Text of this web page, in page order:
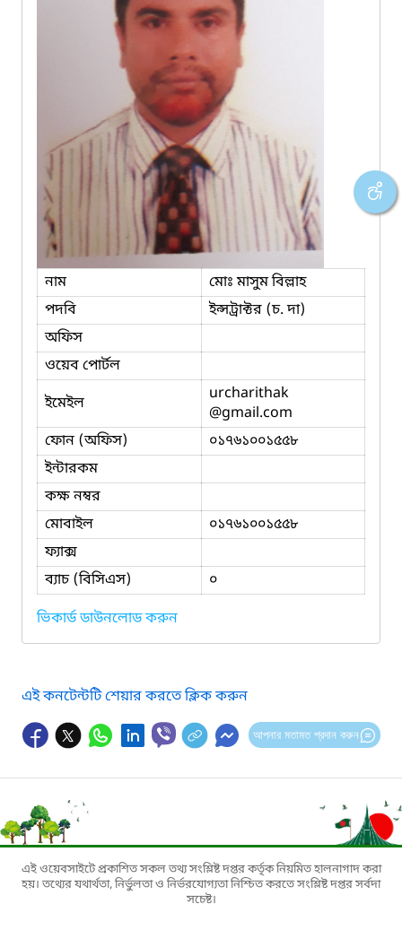
নাম
মোঃ মাসুম বিল্লাহ
পদবি
ইন্সট্রাক্টর (চ. দা)
অফিস
ওয়েব পোর্টল
ইমেইল
urcharithak
@gmail.com
ফোন (অফিস)
০১৭৬১০০১৫৫৮
ইন্টারকম
কক্ষ নম্বর
মোবাইল
০১৭৬১০০১৫৫৮
ফ্যাক্স
ব্যাচ (বিসিএস)
০
ভিকার্ড ডাউনলোড করুন
এই কনটেন্টটি শেয়ার করতে ক্লিক করুন
আপনার মতামত প্রদান করুন
এই ওয়েবসাইটে প্রকাশিত সকল তথ্য সংশ্লিষ্ট দপ্তর কর্তৃক নিয়মিত হালনাগাদ করা
হয়। তথ্যের যথার্থতা, নির্ভুলতা ও নির্ভরযোগ্যতা নিশ্চিত করতে সংশ্লিষ্ট দপ্তর সর্বদা
সচেষ্ট।